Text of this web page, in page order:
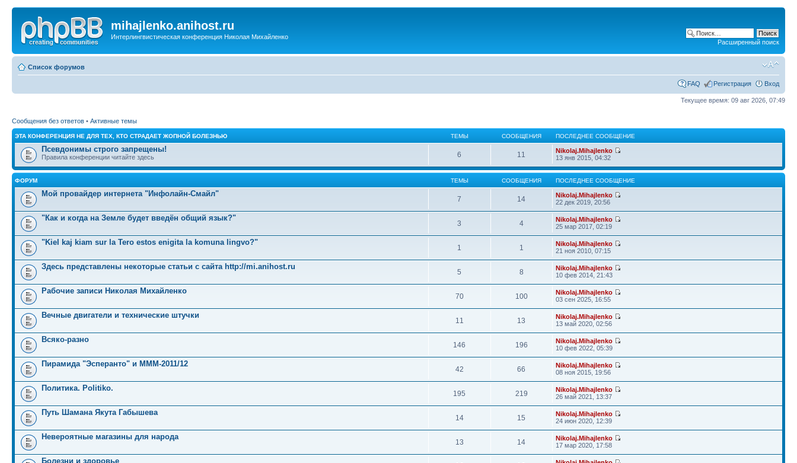
mihajlenko.anihost.ru
Интерлингвистическая конференция Николая Михайленко
Расширенный поиск
Список форумов
FAQ Регистрация Вход
Текущее время: 09 авг 2026, 07:49
Сообщения без ответов • Активные темы
ЭТА КОНФЕРЕНЦИЯ НЕ ДЛЯ ТЕХ, КТО СТРАДАЕТ ЖОПНОЙ БОЛЕЗНЬЮ ТЕМЫ СООБЩЕНИЯ ПОСЛЕДНЕЕ СООБЩЕНИЕ
Псевдонимы строго запрещены!
Правила конференции читайте здесь 6 11
Nikolaj.Mihajlenko
13 янв 2015, 04:32
ФОРУМ ТЕМЫ СООБЩЕНИЯ ПОСЛЕДНЕЕ СООБЩЕНИЕ
Мой провайдер интернета "Инфолайн-Смайл"
7 14
Nikolaj.Mihajlenko
22 дек 2019, 20:56
"Как и когда на Земле будет введён общий язык?"
3 4
Nikolaj.Mihajlenko
25 мар 2017, 02:19
"Kiel kaj kiam sur la Tero estos enigita la komuna lingvo?"
1 1
Nikolaj.Mihajlenko
21 ноя 2010, 07:15
Здесь представлены некоторые статьи с сайта http://mi.anihost.ru
5 8
Nikolaj.Mihajlenko
10 фев 2014, 21:43
Рабочие записи Николая Михайленко
70 100
Nikolaj.Mihajlenko
03 сен 2025, 16:55
Вечные двигатели и технические штучки
11 13
Nikolaj.Mihajlenko
13 май 2020, 02:56
Всяко-разно
146 196
Nikolaj.Mihajlenko
10 фев 2022, 05:39
Пирамида "Эсперанто" и MMM-2011/12
42 66
Nikolaj.Mihajlenko
08 ноя 2015, 19:56
Политика. Politiko.
195 219
Nikolaj.Mihajlenko
26 май 2021, 13:37
Путь Шамана Якута Габышева
14 15
Nikolaj.Mihajlenko
24 июн 2020, 12:39
Невероятные магазины для народа
13 14
Nikolaj.Mihajlenko
17 мар 2020, 17:58
Болезни и здоровье